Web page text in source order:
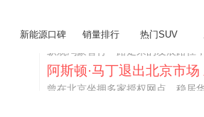
新能源口碑 销量排行 热门SUV